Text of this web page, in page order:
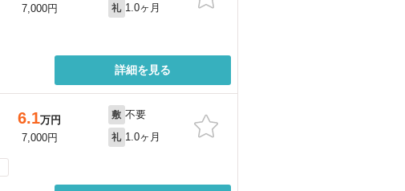
7,000円
礼 1.0ヶ月
詳細を見る
6.1万円
7,000円
敷 不要
礼 1.0ヶ月